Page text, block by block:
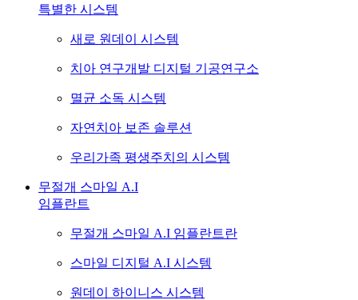
특별한 시스템
새로 원데이 시스템
치아 연구개발 디지털 기공연구소
멸균 소독 시스템
자연치아 보존 솔루션
우리가족 평생주치의 시스템
무절개 스마일 A.I
임플란트
무절개 스마일 A.I 임플란트란
스마일 디지털 A.I 시스템
원데이 하이니스 시스템